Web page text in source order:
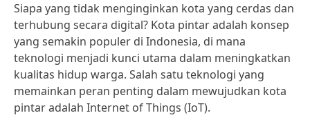
Siapa yang tidak menginginkan kota yang cerdas dan
terhubung secara digital? Kota pintar adalah konsep
yang semakin populer di Indonesia, di mana
teknologi menjadi kunci utama dalam meningkatkan
kualitas hidup warga. Salah satu teknologi yang
memainkan peran penting dalam mewujudkan kota
pintar adalah Internet of Things (IoT).